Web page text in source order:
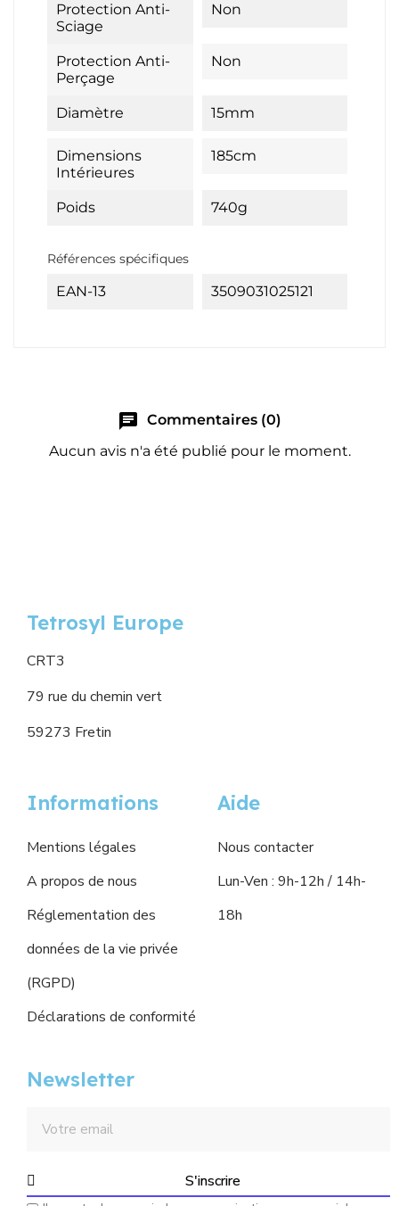
Protection Anti-
Sciage
Non
Protection Anti-
Perçage
Non
Diamètre 15mm
Dimensions
Intérieures
185cm
Poids 740g
Références spécifiques
EAN-13 3509031025121
chat Commentaires (0)
Aucun avis n'a été publié pour le moment.
Tetrosyl Europe
CRT3
79 rue du chemin vert
59273 Fretin
Informations
Mentions légales
A propos de nous
Réglementation des
données de la vie privée
(RGPD)
Déclarations de conformité
Aide
Nous contacter
Lun-Ven : 9h-12h / 14h-
18h
Newsletter
S'inscrire